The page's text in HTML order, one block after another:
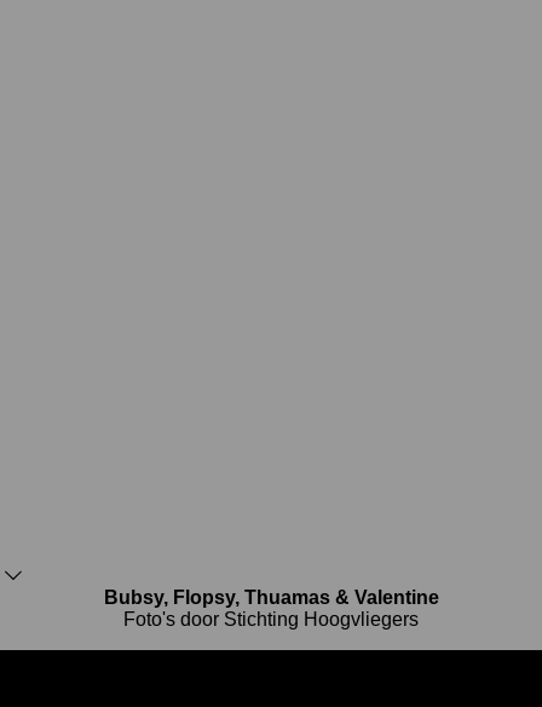
Bubsy, Flopsy, Thuamas & Valentine
Foto's door Stichting Hoogvliegers